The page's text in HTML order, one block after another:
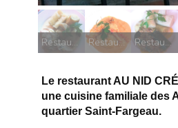
Restaurant Au Nid Créole, Courgettes farcies et banane plantin
Restaurant Au Nid Créole, Crevettes au lait de coco avec purée de pomme de terre plus manioc et igname
Restaurant Au Nid Créole, Poulet au lait de coco
Le restaurant AU NID
une cuisine familiale des
quartier Saint-Fargeau.